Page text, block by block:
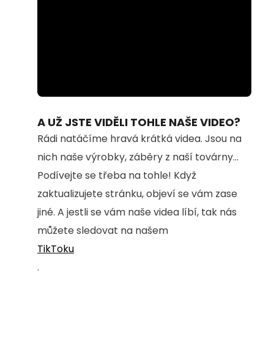
59.56%
A UŽ JSTE VIDĚLI TOHLE NAŠE VIDEO?
Rádi natáčíme hravá krátká videa. Jsou na
nich naše výrobky, záběry z naší továrny...
Podívejte se třeba na tohle! Když
zaktualizujete stránku, objeví se vám zase
jiné. A jestli se vám naše videa líbí, tak nás
můžete sledovat na našem
TikToku
.